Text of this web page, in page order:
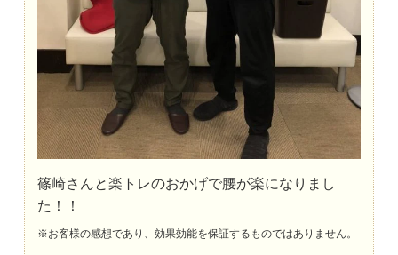
篠崎さんと楽トレのおかげで腰が楽になりまし
た！！
※お客様の感想であり、効果効能を保証するものではありません。